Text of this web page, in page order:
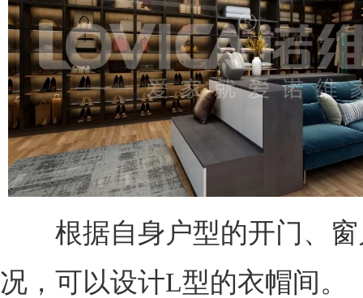
根据自身户型的开门、窗
况，可以设计L型的衣帽间。